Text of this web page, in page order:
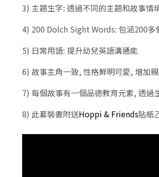
3) 主題生字: 透過不同的主題和故事情
4) 200 Dolch Sight Words: 包涵200多
5) 日常用語: 提升幼兒英語溝通能
6) 故事主角一致, 性格鮮明可愛, 增加
7) 每個故事有一個品德教育元素, 透過
8) 此套裝書附送Hoppi & Friends貼紙